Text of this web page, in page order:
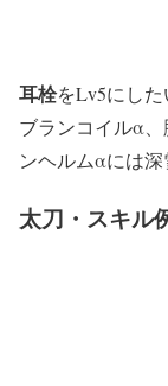
耳栓をLv5にし
ブランコイルα
ンヘルムαには深
太刀・スキル